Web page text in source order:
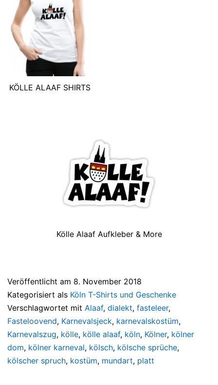
KÖLLE ALAAF SHIRTS
Kölle Alaaf Aufkleber & More
Veröffentlicht am 8. November 2018
Kategorisiert als Köln T-Shirts und Geschenke
Verschlagwortet mit Alaaf, dialekt, fasteleer,
Fasteloovend, Karnevalsjeck, karnevalskostüm,
Karnevalszug, kölle, kölle alaaf, köln, Kölner, kölner
dom, kölner karneval, kölsch, kölsche sprüche,
kölscher spruch, kostüm, mundart, platt